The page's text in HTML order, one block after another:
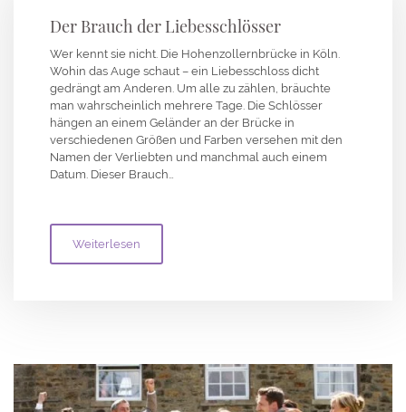
Der Brauch der Liebesschlösser
Wer kennt sie nicht. Die Hohenzollernbrücke in Köln.
Wohin das Auge schaut – ein Liebesschloss dicht
gedrängt am Anderen. Um alle zu zählen, bräuchte
man wahrscheinlich mehrere Tage. Die Schlösser
hängen an einem Geländer an der Brücke in
verschiedenen Größen und Farben versehen mit den
Namen der Verliebten und manchmal auch einem
Datum. Dieser Brauch…
Weiterlesen